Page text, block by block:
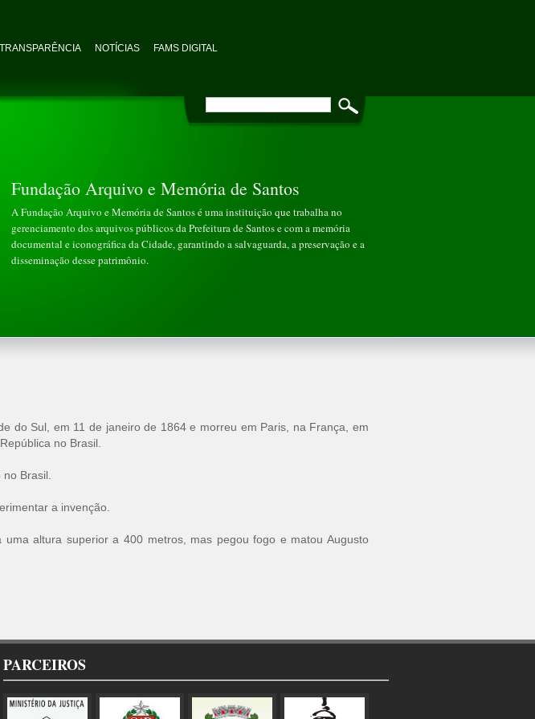
TRANSPARÊNCIA NOTÍCIAS FAMS DIGITAL
Fundação Arquivo e Memória de Santos
A Fundação Arquivo e Memória de Santos é uma instituição que trabalha no
gerenciamento dos arquivos públicos da Prefeitura de Santos e com a memória
documental e iconográfica da Cidade, garantindo a salvaguarda, a preservação e a
disseminação desse patrimônio.
do Sul, em 11 de janeiro de 1864 e morreu em Paris, na França, em
no Brasil.
Brasil.
a invenção.
altura superior a 400 metros, mas pegou fogo e matou Augusto
PARCEIROS